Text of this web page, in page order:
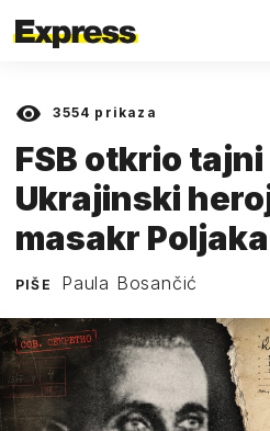
3554 prikaza
FSB otkrio
Ukrajinski
masakr Poljaka
PIŠE Paula Bosančić